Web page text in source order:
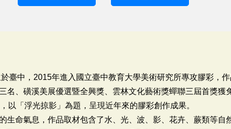
臺中，2015年進入國立臺中教育大學美術研究所專攻膠彩，
名、磺溪美展優選暨全興獎、雲林文化藝術獎蟬聯三屆首獎獲
以「浮光掠影」為題，呈現近年來的膠彩創作成果。
生命氣息，作品取材包含了水、光、波、影、花卉、蕨類等自